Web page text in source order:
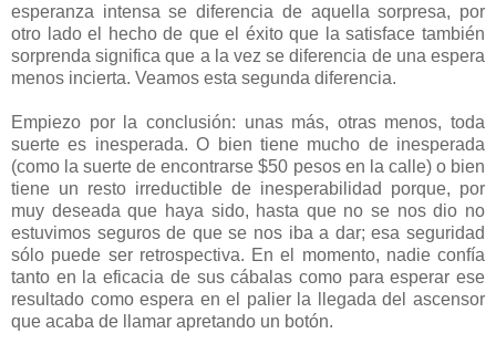
esperanza intensa se diferencia de aquella sorpresa, por
otro lado el hecho de que el éxito que la satisface también
sorprenda significa que a la vez se diferencia de una espera
menos incierta. Veamos esta segunda diferencia.
Empiezo por la conclusión: unas más, otras menos, toda
suerte es inesperada. O bien tiene mucho de inesperada
(como la suerte de encontrarse $50 pesos en la calle) o bien
tiene un resto irreductible de inesperabilidad porque, por
muy deseada que haya sido, hasta que no se nos dio no
estuvimos seguros de que se nos iba a dar; esa seguridad
sólo puede ser retrospectiva. En el momento, nadie confía
tanto en la eficacia de sus cábalas como para esperar ese
resultado como espera en el palier la llegada del ascensor
que acaba de llamar apretando un botón.